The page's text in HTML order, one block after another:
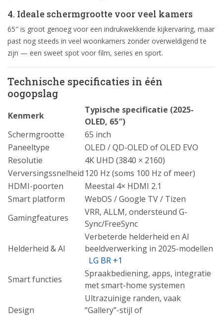
4. Ideale schermgrootte voor veel kamers
65″ is groot genoeg voor een indrukwekkende kijkervaring, maar
past nog steeds in veel woonkamers zonder overweldigend te
zijn — een sweet spot voor film, series en sport.
Technische specificaties in één
oogopslag
Kenmerk
Typische specificatie (2025-
OLED, 65″)
Schermgrootte
65 inch
Paneeltype
OLED / QD-OLED of OLED EVO
Resolutie
4K UHD (3840 × 2160)
Verversingssnelheid 120 Hz (soms 100 Hz of meer)
HDMI-poorten
Meestal 4× HDMI 2.1
Smart platform
WebOS / Google TV / Tizen
Gamingfeatures
VRR, ALLM, ondersteund G-
Sync/FreeSync
Helderheid & AI
Verbeterde helderheid en AI
beeldverwerking in 2025-modellen
LG BR +1
Smart functies
Spraakbediening, apps, integratie
met smart-home systemen
Design
Ultrazuinige randen, vaak
“Gallery”-stijl of